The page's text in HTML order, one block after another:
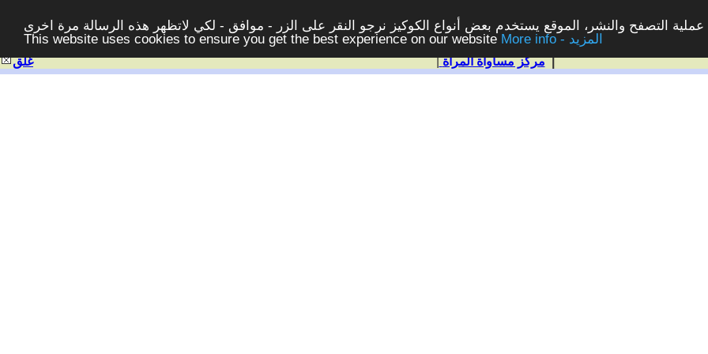
التصفح والنشر، الموقع يستخدم بعض أنواع الكوكيز نرجو النقر على الزر - موافق - لكي لاتظهر هذه الرسالة مرة اخرى -
This website uses cookies to ensure you get the best experience on our website
More info - المزيد
غلق | مركز مساواة المرأة|